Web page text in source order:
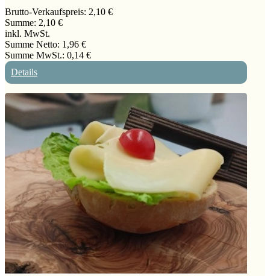
Brutto-Verkaufspreis: 2,10 €
Summe: 2,10 €
inkl. MwSt.
Summe Netto: 1,96 €
Summe MwSt.: 0,14 €
Details